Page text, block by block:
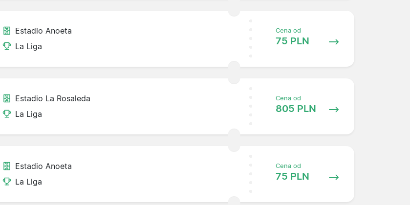
Estadio Anoeta
La Liga
Cena od
75 PLN
Estadio La Rosaleda
La Liga
Cena od
805 PLN
Estadio Anoeta
La Liga
Cena od
75 PLN